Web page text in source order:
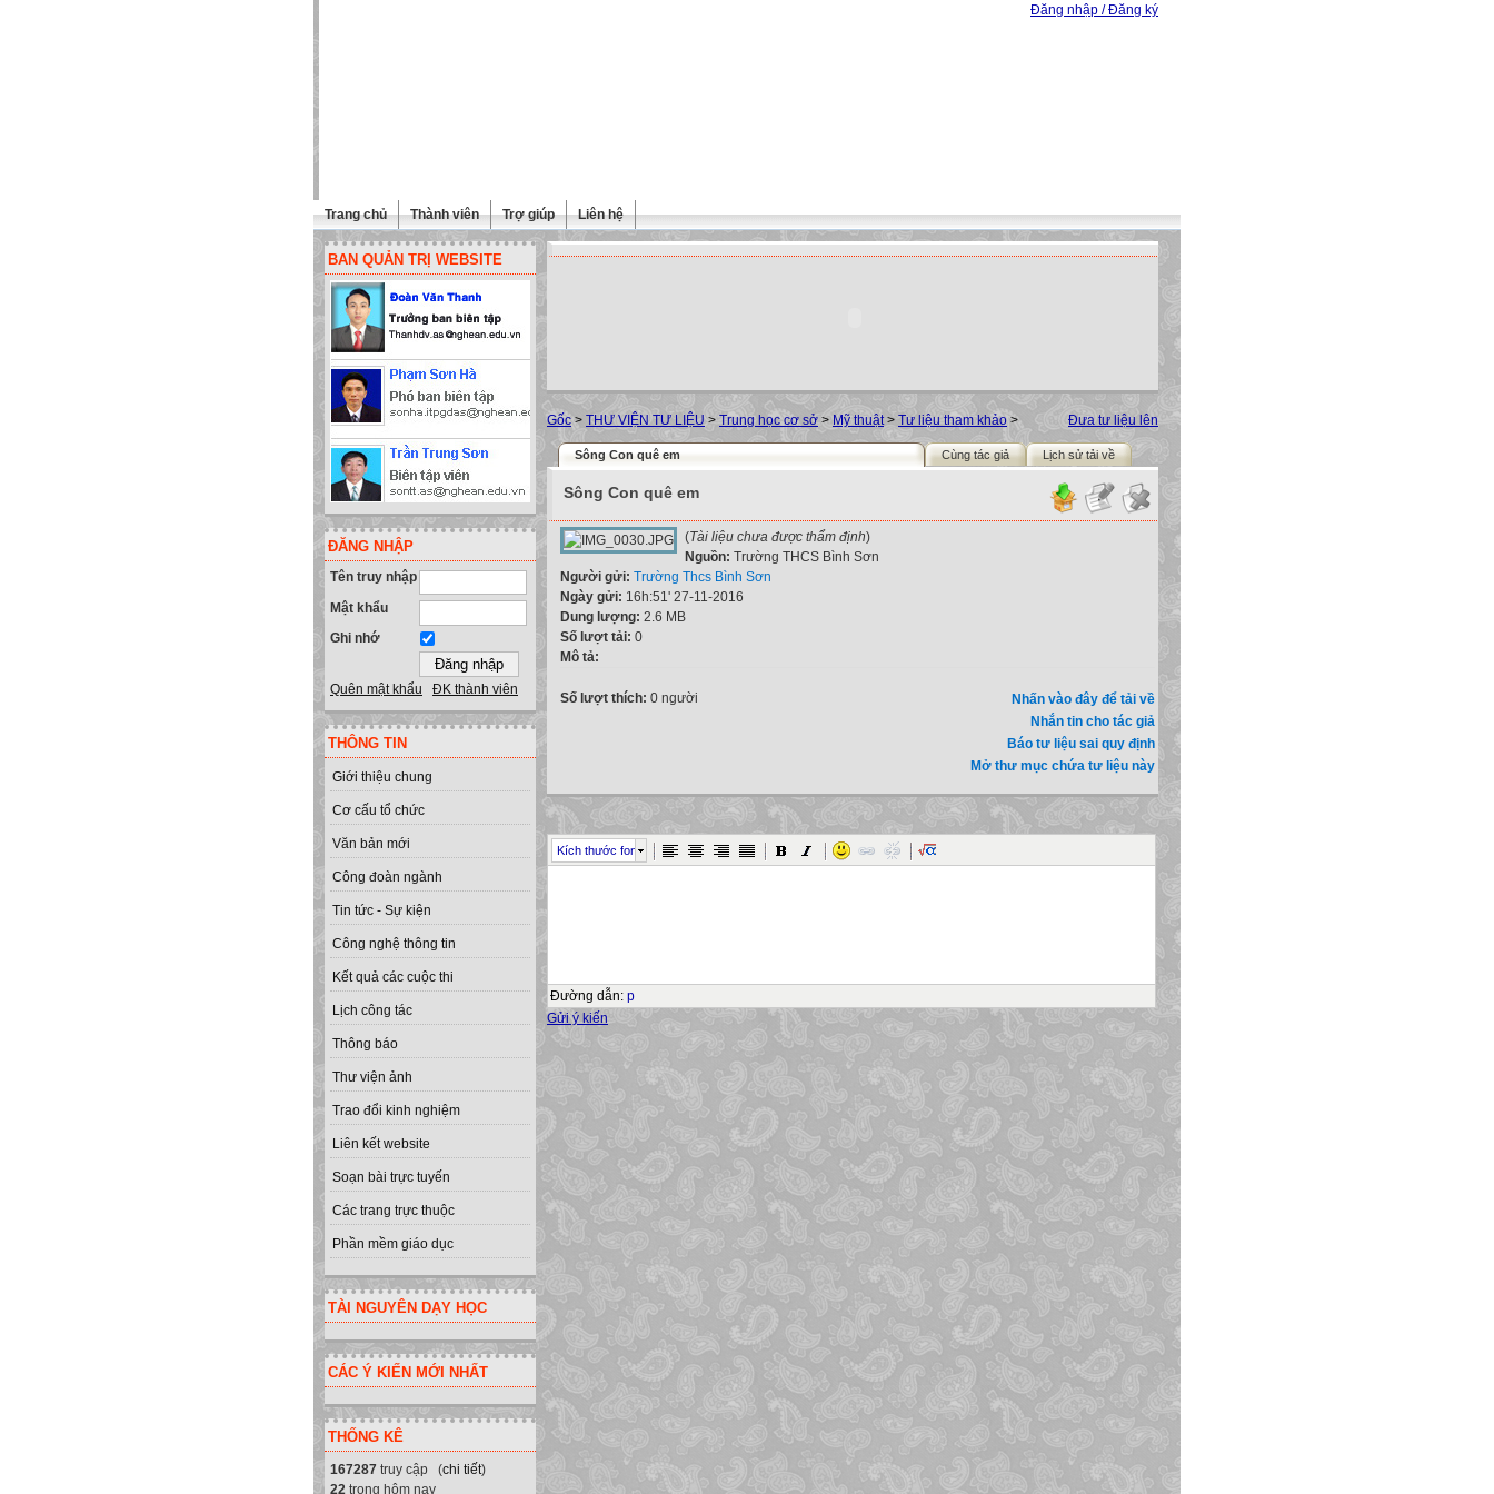
Đăng nhập / Đăng ký
Trang chủ Thành viên Trợ giúp Liên hệ
BAN QUẢN TRỊ WEBSITE
ĐĂNG NHẬP
Tên truy nhập
Mật khẩu
Ghi nhớ
Quên mật khẩu ĐK thành viên
THÔNG TIN
Giới thiệu chung
Cơ cấu tổ chức
Văn bản mới
Công đoàn ngành
Tin tức - Sự kiện
Công nghệ thông tin
Kết quả các cuộc thi
Lịch công tác
Thông báo
Thư viện ảnh
Trao đổi kinh nghiệm
Liên kết website
Soạn bài trực tuyến
Các trang trực thuộc
Phần mềm giáo dục
TÀI NGUYÊN DẠY HỌC
CÁC Ý KIẾN MỚI NHẤT
THỐNG KÊ
167287 truy cập (chi tiết)
22 trong hôm nay
Đưa tư liệu lên
Gốc> THƯ VIỆN TƯ LIỆU > Trung học cơ sở > Mỹ thuật> Tư liệu tham khảo >
Sông Con quê em Cùng tác giả Lịch sử tải về
Sông Con quê em
(Tài liệu chưa được thẩm định)
Nguồn: Trường THCS Bình Sơn
Người gửi: Trường Thcs Bình Sơn
Ngày gửi: 16h:51' 27-11-2016
Dung lượng: 2.6 MB
Số lượt tải: 0
Mô tả:
Nhấn vào đây để tải về
Nhắn tin cho tác giả
Báo tư liệu sai quy định
Mở thư mục chứa tư liệu này
Số lượt thích: 0 người
Kích thước font
Đường dẫn: p
Gửi ý kiến